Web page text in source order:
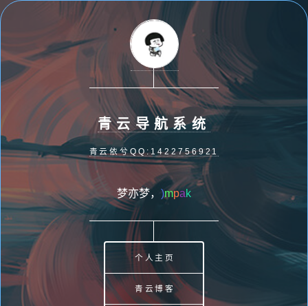
青云导航系统
青云依兮QQ:1422756921
梦亦梦，梦非梦LN
个人主页
青云博客